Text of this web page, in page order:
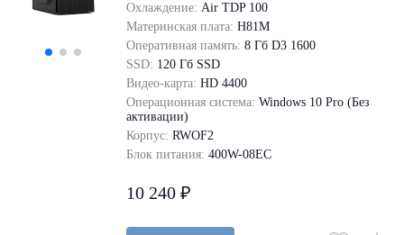
Охлаждение: Air TDP 100
Материнская плата: H81M
Оперативная память: 8 Гб D3 1600
SSD: 120 Гб SSD
Видео-карта: HD 4400
Операционная система: Windows 10 Pro (Без
активации)
Корпус: RWOF2
Блок питания: 400W-08EC
10 240 ₽